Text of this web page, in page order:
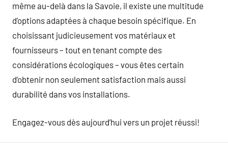
même au-delà dans la Savoie, il existe une multitude
d’options adaptées à chaque besoin spécifique. En
choisissant judicieusement vos matériaux et
fournisseurs – tout en tenant compte des
considérations écologiques – vous êtes certain
d’obtenir non seulement satisfaction mais aussi
durabilité dans vos installations.
Engagez-vous dès aujourd’hui vers un projet réussi!